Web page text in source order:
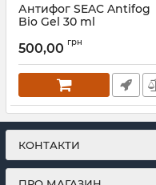
Антифог SEAC Antifog
Bio Gel 30 ml
500,00 грн
КОНТАКТИ